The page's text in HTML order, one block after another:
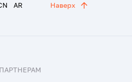
AR Наверх
ПАРТНЕРАМ